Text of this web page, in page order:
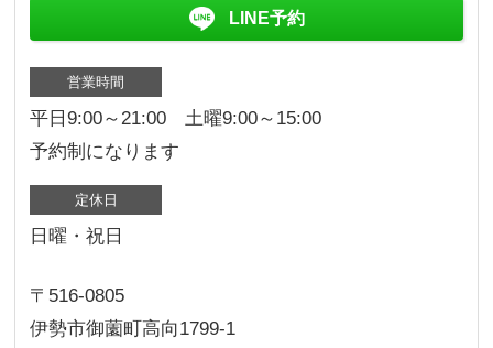
LINE予約
営業時間
平日9:00～21:00 土曜9:00～15:00
予約制になります
定休日
日曜・祝日
〒516-0805
伊勢市御薗町高向1799-1